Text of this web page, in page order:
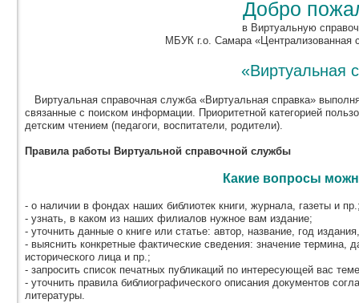
Добро
в Виртуальную
МБУК г.о. Самара «Централизованная
«Виртуальная
Виртуальная справочная служба «Виртуальная справка»
связанные с поиском информации. Приоритетной категорией
детским чтением (педагоги, воспитатели, родители).
Правила работы Виртуальной справочной службы
Какие вопросы
- о наличии в фондах наших библиотек книги, журнала, газеты и
- узнать, в каком из наших филиалов нужное вам издание;
- уточнить данные о книге или статье: автор, название, год
- выяснить конкретные фактические сведения: значение термина,
исторического лица и пр.;
- запросить список печатных публикаций по интересующей вас
- уточнить правила библиографического описания документов
литературы.